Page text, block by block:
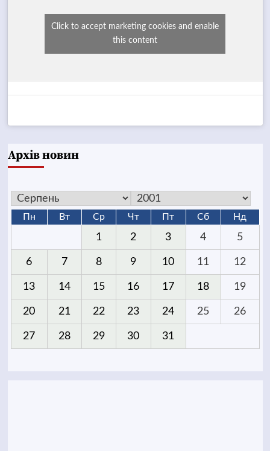
Click to accept marketing cookies and enable
this content
Архів новин
Пн Вт Ср Чт Пт Сб Нд
1 2 3 4 5
6 7 8 9 10 11 12
13 14 15 16 17 18 19
20 21 22 23 24 25 26
27 28 29 30 31